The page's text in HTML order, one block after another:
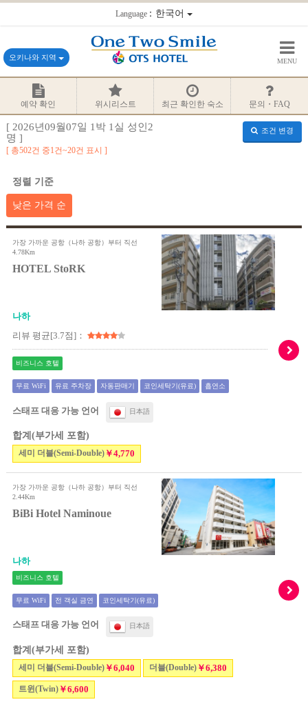
Language：한국어
오키나와 지역 MENU
예약 확인 위시리스트 최근 확인한 숙소 문의・FAQ
[ 2026년09월07일 1박 1실 성인2
명 ]
총502건 중1건~20건 표시
조건 변경
정렬 기준
낮은 가격 순
가장 가까운 공항（나하 공항）부터 직선
4.78Km
HOTEL StoRK
나하
리뷰 평균[3.7점]：
비즈니스 호텔
무료 WiFi 유료 주차장 자동판매기 코인세탁기(유료) 흡연소
스태프 대응 가능 언어 日本語
합계(부가세 포함)
세미 더블(Semi-Double)￥4,770
가장 가까운 공항（나하 공항）부터 직선
2.44Km
BiBi Hotel Naminoue
나하
비즈니스 호텔
무료 WiFi 전 객실 금연 코인세탁기(유료)
스태프 대응 가능 언어 日本語
합계(부가세 포함)
세미 더블(Semi-Double)￥6,040 더블(Double)￥6,380
트윈(Twin)￥6,600